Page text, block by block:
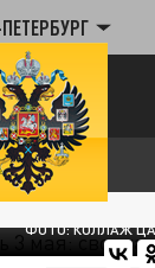
ФОТО: КОЛЛАЖ